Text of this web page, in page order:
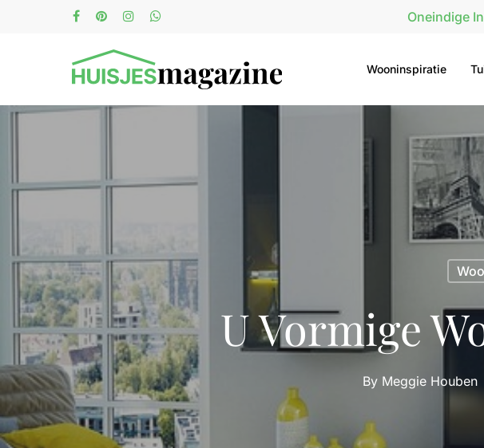
Oneindige
Wooninspiratie
U Vormige
By Meggie Houben